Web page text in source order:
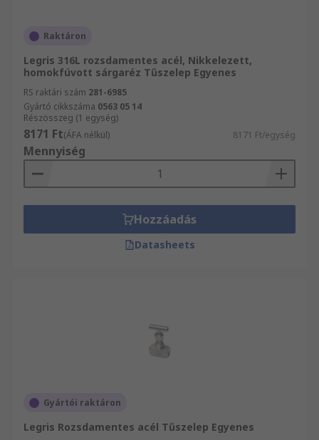
Raktáron
Legris 316L rozsdamentes acél, Nikkelezett,
homokfúvott sárgaréz Tűszelep Egyenes
RS raktári szám 281-6985
Gyártó cikkszáma 0563 05 14
Részösszeg (1 egység)
8171 Ft(ÁFA nélkül) 8171 Ft/egység
Mennyiség
Hozzáadás
Datasheets
Gyártói raktáron
Legris Rozsdamentes acél Tűszelep Egyenes